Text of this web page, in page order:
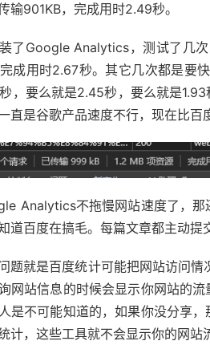
输901KB，完成用时2.49秒。
了Google Analytics，测试了几
成用时2.67秒。其它几次都是要
，要么就是2.45秒，要么就是1.93
直是谷歌产品速度不行，现在比百
Analytics不拖慢网站速度了，
道百度在搞毛。每篇文章都主动提
题就是百度统计可能把网站访问
网站信息的时候会显示你网站的
是不可能知道的，如果你没分享
计，这些工具就不会显示你的网站